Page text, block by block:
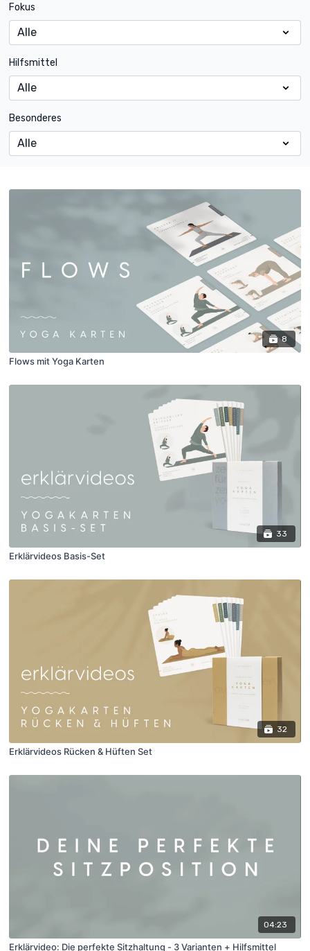
Fokus
Hilfsmittel
Besonderes
8
Flows mit Yoga Karten
33
Erklärvideos Basis-Set
32
Erklärvideos Rücken & Hüften Set
04:23
Erklärvideo: Die perfekte Sitzhaltung - 3 Varianten + Hilfsmittel